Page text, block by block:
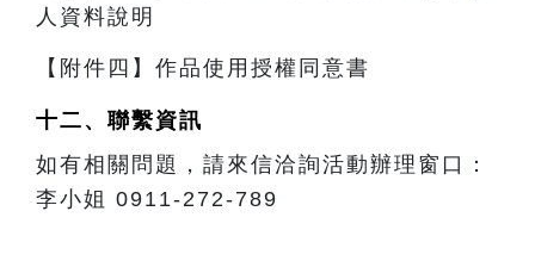
人資料說明
【附件四】作品使用授權同意書
十二、聯繫資訊
如有相關問題，請來信洽詢活動辦理窗口：
李小姐 0911-272-789